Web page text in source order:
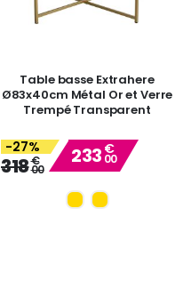
Table basse Extrahere
Ø83x40cm Métal Or et Verre
Trempé Transparent
-27%
318€
00
Special
Price
233 €
00